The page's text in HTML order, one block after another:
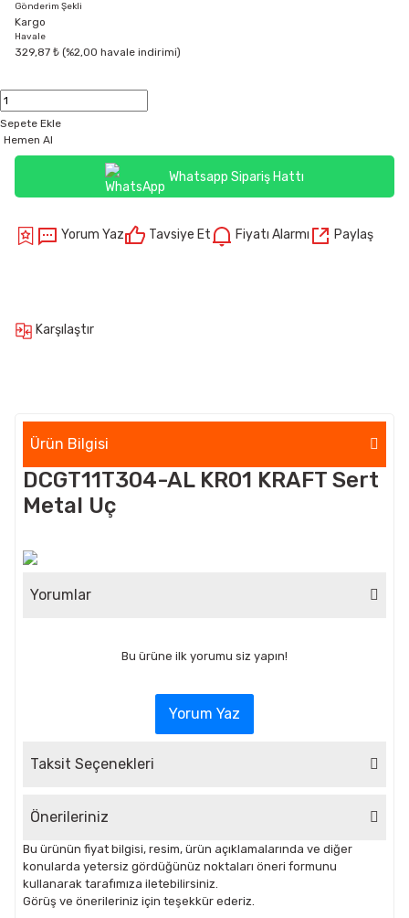
Gönderim Şekli
Kargo
Havale
329,87 ₺ (%2,00 havale indirimi)
Sepete Ekle
Hemen Al
Whatsapp Sipariş Hattı
Yorum Yaz Tavsiye Et Fiyatı Alarmı Paylaş
Karşılaştır
Ürün Bilgisi
DCGT11T304-AL KR01 KRAFT Sert
Metal Uç
Yorumlar
Bu ürüne ilk yorumu siz yapın!
Yorum Yaz
Taksit Seçenekleri
Önerileriniz
Bu ürünün fiyat bilgisi, resim, ürün açıklamalarında ve diğer
konularda yetersiz gördüğünüz noktaları öneri formunu
kullanarak tarafımıza iletebilirsiniz.
Görüş ve önerileriniz için teşekkür ederiz.